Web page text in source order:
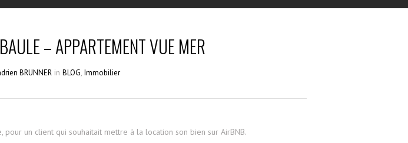
– APPARTEMENT VUE MER
BRUNNERin BLOG, Immobilier
un client qui souhaitait mettre à la location son bien sur AirBNB.